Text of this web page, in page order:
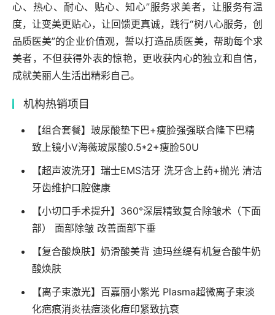
心、热心、耐心、贴心、知心”服务求美者，让服务有温
度，让变美更贴心，让回馈更真诚，践行“树八心服务，创
品质医美”的企业价值观，誓以打造品质医美，帮助每个求
美者，不但获得外表的惊艳，更收获内心的独立和自信，
成就美丽人生活出精彩自己。
机构热销项目
【组合套餐】玻尿酸垫下巴+瘦脸强强联合隆下巴精
致上镜小V海薇玻尿酸0.5*2+瘦脸50U
【超声波洗牙】瑞士EMS洁牙 洗牙含上药+抛光 清洁
牙齿维护口腔健康
【小切口手术提升】360°深层精致复合除皱术（下面
部） 面部除皱 改善面部下垂
【复合酸焕肤】奶滑酸美背 迪玛丝缇有机复合酸牛奶
酸焕肤
【离子束激光】百嘉丽小紫光 Plasma超微离子束淡
化疤痕消炎祛痘淡化痘印紧致抗衰